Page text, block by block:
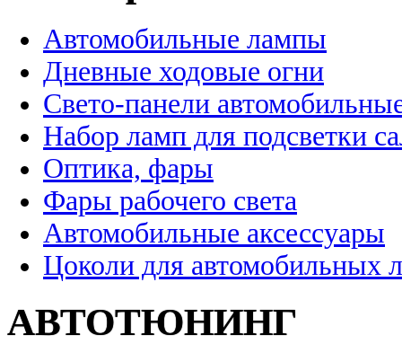
Автомобильные лампы
Дневные ходовые огни
Свето-панели
Набор ламп для подсветки
Оптика, фары
Фары рабочего света
Автомобильные аксессуары
Цоколи для автомобильных
АВТОТЮНИНГ